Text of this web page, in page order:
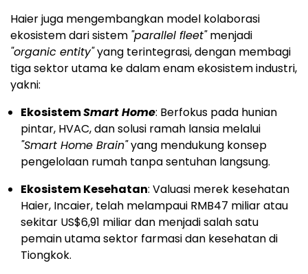
Haier juga mengembangkan model kolaborasi
ekosistem dari sistem "parallel fleet"menjadi
"organic entity"yang terintegrasi, dengan membagi
tiga sektor utama ke dalam enam ekosistem industri,
yakni:
EkosistemSmart Home: Berfokus pada hunian
pintar, HVAC, dan solusi ramah lansia melalui
"Smart Home Brain"yang mendukung konsep
pengelolaan rumah tanpa sentuhan langsung.
Ekosistem Kesehatan: Valuasi merek kesehatan
Haier, Incaier, telah melampaui RMB47 miliar atau
sekitar US$6,91 miliar dan menjadi salah satu
pemain utama sektor farmasi dan kesehatan di
Tiongkok.